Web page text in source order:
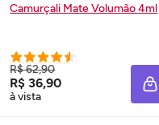
Camurçali Mate Volumão 4ml
R$ 62,90
R$ 36,90
à vista